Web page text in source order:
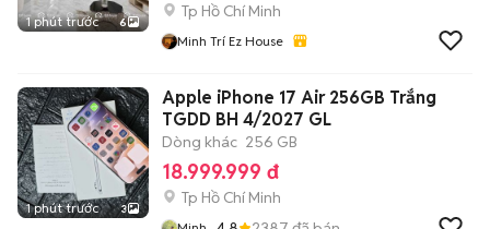
1 phút trước 6
Tp Hồ Chí Minh
Minh Trí Ez House
1 phút trước 3
Apple iPhone 17 Air 256GB Trắng
TGDD BH 4/2027 GL
Dòng khác 256 GB
18.999.999 đ
Tp Hồ Chí Minh